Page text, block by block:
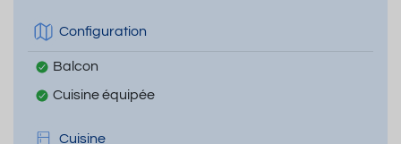
Configuration
Balcon
Cuisine équipée
Cuisine